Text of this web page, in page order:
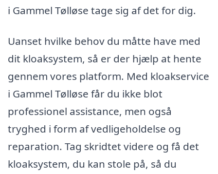
i Gammel Tølløse tage sig af det for dig.
Uanset hvilke behov du måtte have med
dit kloaksystem, så er der hjælp at hente
gennem vores platform. Med kloakservice
i Gammel Tølløse får du ikke blot
professionel assistance, men også
tryghed i form af vedligeholdelse og
reparation. Tag skridtet videre og få det
kloaksystem, du kan stole på, så du